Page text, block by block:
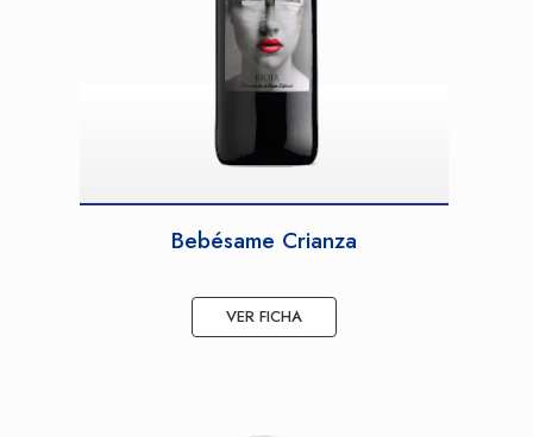
Bebésame Crianza
VER FICHA